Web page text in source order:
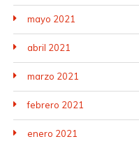
mayo 2021
abril 2021
marzo 2021
febrero 2021
enero 2021